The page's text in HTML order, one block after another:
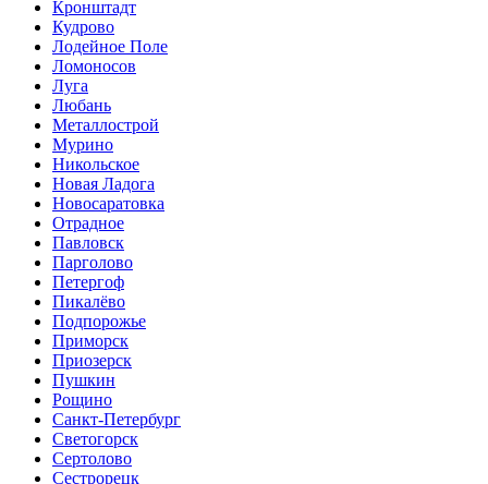
Кронштадт
Кудрово
Лодейное Поле
Ломоносов
Луга
Любань
Металлострой
Мурино
Никольское
Новая Ладога
Новосаратовка
Отрадное
Павловск
Парголово
Петергоф
Пикалёво
Подпорожье
Приморск
Приозерск
Пушкин
Рощино
Санкт-Петербург
Светогорск
Сертолово
Сестрорецк